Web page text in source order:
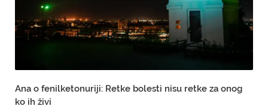
Ana o fenilketonuriji: Retke bolesti nisu retke za onog
ko ih živi